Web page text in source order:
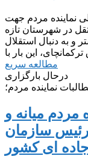
نماینده مردم جهت
در شهرستان تازه
و به دنبال استقلال
مطالعه سریع
درحال بارگزاری
نماینده مردم؛
مردم میانه و
رئیس سازمان
ای کشور